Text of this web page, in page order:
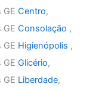
GECentro,
GEConsolação ,
GE Higienópolis ,
GEGlicério,
GE Liberdade,